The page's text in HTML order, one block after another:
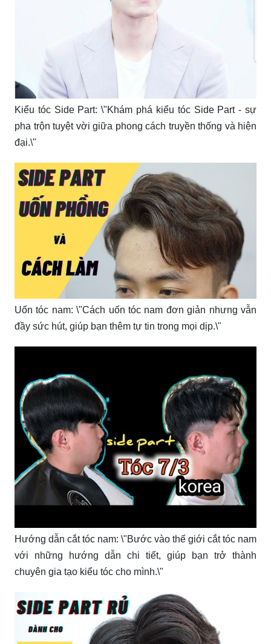
Kiểu tóc Side Part: \"Khám phá kiểu tóc Side Part - sự
pha trộn tuyệt vời giữa phong cách truyền thống và hiện
đại.\"
Uốn tóc nam: \"Cách uốn tóc nam đơn giản nhưng vẫn
đầy sức hút, giúp bạn thêm tự tin trong mọi dịp.\"
Hướng dẫn cắt tóc nam: \"Bước vào thế giới cắt tóc nam
với những hướng dẫn chi tiết, giúp bạn trở thành
chuyên gia tạo kiểu tóc cho mình.\"